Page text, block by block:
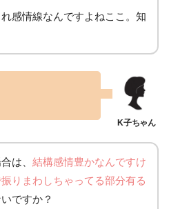
感情線なんですよねここ。知
は、 結構感情豊かなんですけ
りまわしちゃってる部分有る
ですか？